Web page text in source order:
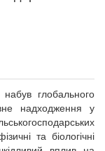
глобального
надходження у
та біологічні